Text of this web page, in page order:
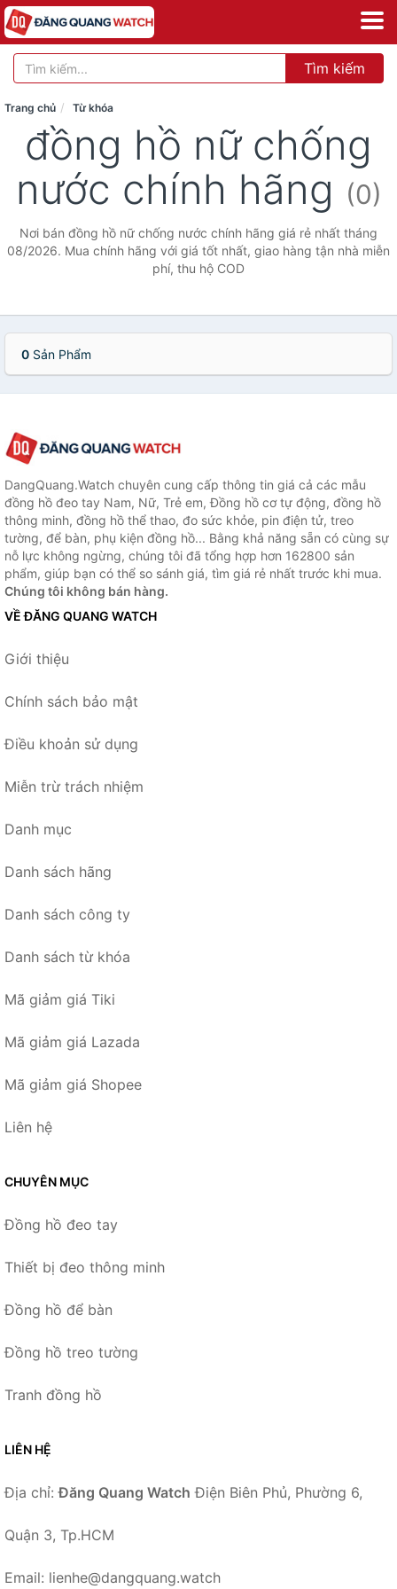
Tìm kiếm
Trang chủ Từ khóa
đồng hồ nữ chống
nước chính hãng (0)
Nơi bán đồng hồ nữ chống nước chính hãng giá rẻ nhất tháng
08/2026. Mua chính hãng với giá tốt nhất, giao hàng tận nhà miễn
phí, thu hộ COD
0 Sản Phẩm
DangQuang.Watch chuyên cung cấp thông tin giá cả các mẫu
đồng hồ đeo tay Nam, Nữ, Trẻ em, Đồng hồ cơ tự động, đồng hồ
thông minh, đồng hồ thể thao, đo sức khỏe, pin điện tử, treo
tường, để bàn, phụ kiện đồng hồ... Bằng khả năng sẵn có cùng sự
nỗ lực không ngừng, chúng tôi đã tổng hợp hơn 162800 sản
phẩm, giúp bạn có thể so sánh giá, tìm giá rẻ nhất trước khi mua.
Chúng tôi không bán hàng.
VỀ ĐĂNG QUANG WATCH
Giới thiệu
Chính sách bảo mật
Điều khoản sử dụng
Miễn trừ trách nhiệm
Danh mục
Danh sách hãng
Danh sách công ty
Danh sách từ khóa
Mã giảm giá Tiki
Mã giảm giá Lazada
Mã giảm giá Shopee
Liên hệ
CHUYÊN MỤC
Đồng hồ đeo tay
Thiết bị đeo thông minh
Đồng hồ để bàn
Đồng hồ treo tường
Tranh đồng hồ
LIÊN HỆ
Địa chỉ:Đăng Quang Watch Điện Biên Phủ, Phường 6,
Quận 3, Tp.HCM
Email: lienhe@dangquang.watch